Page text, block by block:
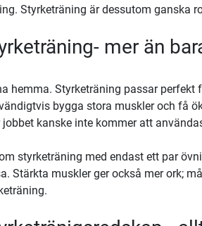
Styrketräning är dessutom ganska
mer än
hemma. Styrketräning passar
bygga stora muskler och få
jobbet kanske inte kommer att
styrketräning med endast ett par
Stärkta muskler ger också mer ork;